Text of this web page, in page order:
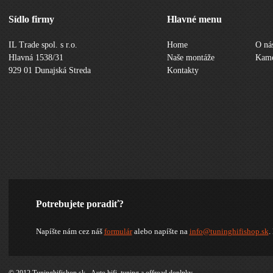
Sídlo firmy
IL Trade spol. s r.o.
Hlavná 1538/31
929 01 Dunajská Streda
Hlavné menu
Home
O
Naše montáže
Kontakty
Potrebujete poradiť?
Napíšte nám cez náš formuláralebo napíšte na info@tuninghifishop.sk.